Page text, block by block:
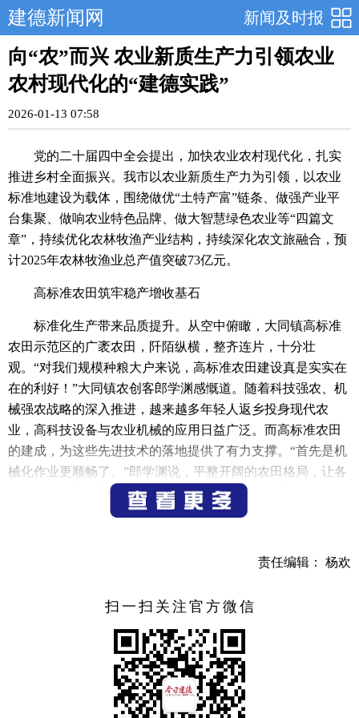
新闻及时报
建德新闻网
向“农”而兴 农业新质生产力引领农业
农村现代化的“建德实践”
2026-01-13 07:58
党的二十届四中全会提出，加快农业农村现代化，扎实
推进乡村全面振兴。我市以农业新质生产力为引领，以农业
标准地建设为载体，围绕做优“土特产富”链条、做强产业平
台集聚、做响农业特色品牌、做大智慧绿色农业等“四篇文
章”，持续优化农林牧渔产业结构，持续深化农文旅融合，预
计2025年农林牧渔业总产值突破73亿元。
高标准农田筑牢稳产增收基石
标准化生产带来品质提升。从空中俯瞰，大同镇高标准
农田示范区的广袤农田，阡陌纵横，整齐连片，十分壮
观。“对我们规模种粮大户来说，高标准农田建设真是实实在
在的利好！”大同镇农创客郎学渊感慨道。随着科技强农、机
械强农战略的深入推进，越来越多年轻人返乡投身现代农
业，高科技设备与农业机械的应用日益广泛。而高标准农田
的建成，为这些先进技术的落地提供了有力支撑。“首先是机
械化作业更顺畅了。”郎学渊说，平整开阔的农田格局，让各
类农机能够高效开展耕种管收等环节，大幅提升了生产效
率。此外，高标准农田配套的排灌系统也让农户受益良
近年来，大同镇立足全域土地综合整治工作，对核心区
资源利用效率，累计建成高标准农田3.9万亩，逐步形成了“田
成方、渠相连、路相通”的万亩农田格局。并通过推广优质稻
种植、新农艺应用及扩大订单农业比例等举措，在确保粮食
生产高产的同时，助力农户增收、农业增效。
农事服务中心打通服务“最后一公里”。眼下，大同现代
责任编辑： 杨欢
扫一扫关注官方微信